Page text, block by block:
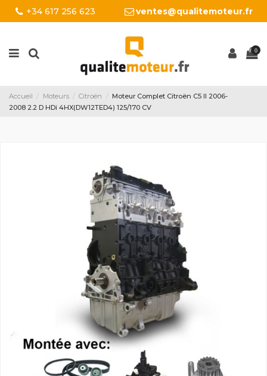
+34 617 256 623 ventes@qualitemoteur.fr
0
Accueil Moteurs Citroën
Moteur Complet Citroën C5 II 2006-
2008 2.2 D HDi 4HX(DW12TED4) 125/170 CV